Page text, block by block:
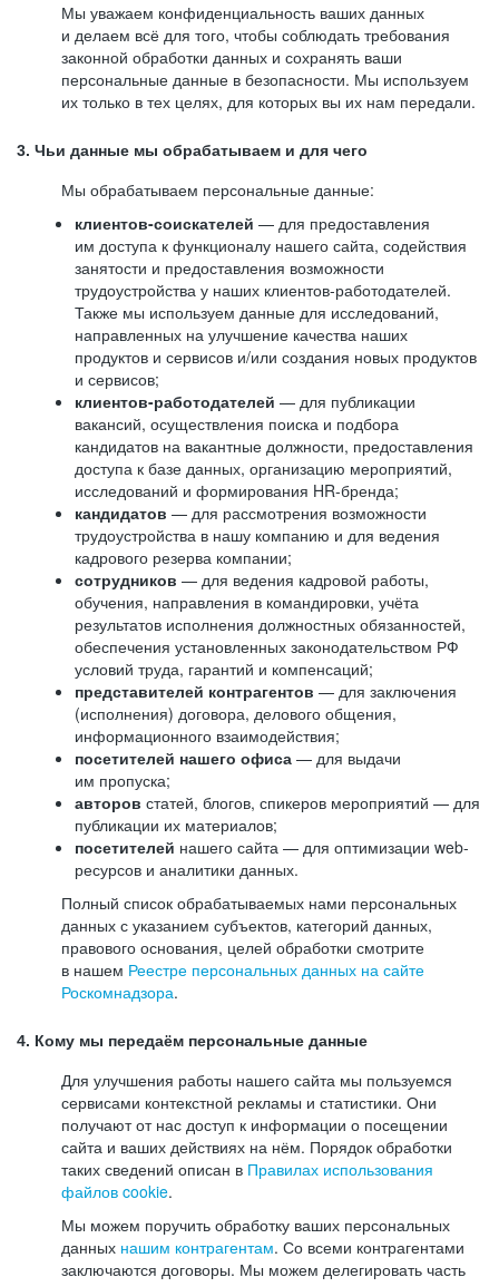
Мы уважаем конфиденциальность ваших данных
и делаем всё для того, чтобы соблюдать требования
законной обработки данных и сохранять ваши
персональные данные в безопасности. Мы используем
их только в тех целях, для которых вы их нам передали.
3. Чьи данные мы обрабатываем и для чего
Мы обрабатываем персональные данные:
клиентов-соискателей — для предоставления
им доступа к функционалу нашего сайта, содействия
занятости и предоставления возможности
трудоустройства у наших клиентов-работодателей.
Также мы используем данные для исследований,
направленных на улучшение качества наших
продуктов и сервисов и/или создания новых продуктов
и сервисов;
клиентов-работодателей — для публикации
вакансий, осуществления поиска и подбора
кандидатов на вакантные должности, предоставления
доступа к базе данных, организацию мероприятий,
исследований и формирования HR-бренда;
кандидатов — для рассмотрения возможности
трудоустройства в нашу компанию и для ведения
кадрового резерва компании;
сотрудников — для ведения кадровой работы,
обучения, направления в командировки, учёта
результатов исполнения должностных обязанностей,
обеспечения установленных законодательством РФ
условий труда, гарантий и компенсаций;
представителей контрагентов — для заключения
(исполнения) договора, делового общения,
информационного взаимодействия;
посетителей нашего офиса — для выдачи
им пропуска;
авторов статей, блогов, спикеров мероприятий — для
публикации их материалов;
посетителей нашего сайта — для оптимизации web-
ресурсов и аналитики данных.
Полный список обрабатываемых нами персональных
данных с указанием субъектов, категорий данных,
правового основания, целей обработки смотрите
в нашем Реестре персональных данных на сайте
Роскомнадзора.
4. Кому мы передаём персональные данные
Для улучшения работы нашего сайта мы пользуемся
сервисами контекстной рекламы и статистики. Они
получают от нас доступ к информации о посещении
сайта и ваших действиях на нём. Порядок обработки
таких сведений описан в Правилах использования
файлов cookie.
Мы можем поручить обработку ваших персональных
данных нашим контрагентам. Со всеми контрагентами
заключаются договоры. Мы можем делегировать часть